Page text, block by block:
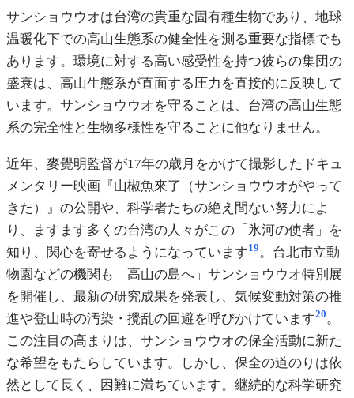
サンショウウオは台湾の貴重な固有種生物であり、地球
温暖化下での高山生態系の健全性を測る重要な指標でも
あります。環境に対する高い感受性を持つ彼らの集団の
盛衰は、高山生態系が直面する圧力を直接的に反映して
います。サンショウウオを守ることは、台湾の高山生態
系の完全性と生物多様性を守ることに他なりません。
近年、麥覺明監督が17年の歳月をかけて撮影したドキュ
メンタリー映画『山椒魚來了（サンショウウオがやって
きた）』の公開や、科学者たちの絶え間ない努力によ
り、ますます多くの台湾の人々がこの「氷河の使者」を
知り、関心を寄せるようになっています19。台北市立動
物園などの機関も「高山の島へ」サンショウウオ特別展
を開催し、最新の研究成果を発表し、気候変動対策の推
進や登山時の汚染・攪乱の回避を呼びかけています20。
この注目の高まりは、サンショウウオの保全活動に新た
な希望をもたらしています。しかし、保全の道のりは依
然として長く、困難に満ちています。継続的な科学研究